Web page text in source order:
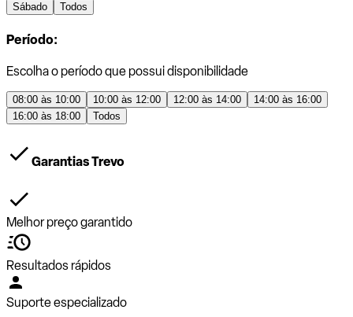
Sábado
Todos
Período:
Escolha o período que possui disponibilidade
08:00 às 10:00 10:00 às 12:00 12:00 às 14:00
14:00 às 16:00
16:00 às 18:00
Todos
Garantias Trevo
Melhor preço garantido
Resultados rápidos
Suporte especializado